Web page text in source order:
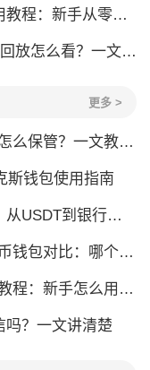
新手从零学会钱包操作
看？一文教你轻松找回
更多 >
一文教你守住钱包资产
斯钱包使用指南
到银行卡的完整攻略
比：哪个更适合你？
手怎么用TP钱包买币
吗？一文讲清楚